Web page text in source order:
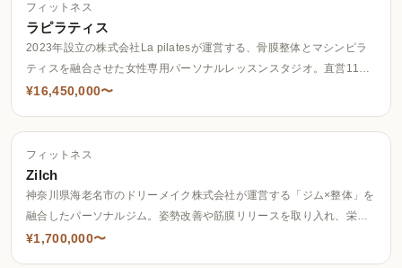
フィットネス
ラピラティス
2023年設立の株式会社La pilatesが運営する、骨膜整体とマシンピラ
ティスを融合させた女性専用パーソナルレッスンスタジオ。直営11店
舗・FC86店舗の計97店舗を展開し(2026年7月時点)、初期費用回収は
¥16,450,000〜
フィットネス
Zilch
神奈川県海老名市のドリーメイク株式会社が運営する「ジム×整体」を
融合したパーソナルジム。姿勢改善や筋膜リリースを取り入れ、栄養
指導や保育サービスなどの付加価値も提供する。海老名・中央林間・
¥1,700,000〜